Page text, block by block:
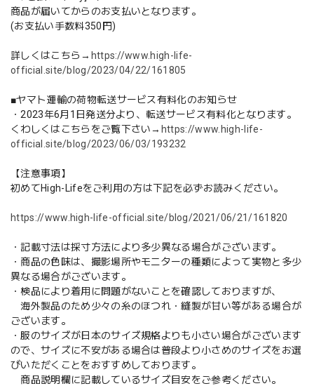
商品が届いてからのお支払いとなります。
(お支払い手数料350円)
詳しくはこちら→ https://www.high-life-
official.site/blog/2023/04/22/161805
■ヤマト運輸の荷物転送サービス有料化のお知らせ
・2023年6月1日発送分より、転送サービス有料化となります。
くわしくはこちらをご覧下さい→ https://www.high-life-
official.site/blog/2023/06/03/193232
【注意事項】
初めてHigh-Lifeをご利用の方は下記を必ずお読みください。
https://www.high-life-official.site/blog/2021/06/21/161820
・記載寸法は採寸方法により多少異なる場合がございます。
・商品の色味は、撮影場所やモニターの種類によって実物と多少
異なる場合がございます。
・検品により着用に問題がないことを確認しておりますが、
海外製品のため少々の糸のほつれ・縫製が甘い等がある場合が
ございます。
・服のサイズが日本のサイズ規格よりも小さい場合がございます
ので、サイズに不安がある場合は普段より小さめのサイズをお選
びいただくことをおすすめしております。
商品説明欄に記載しているサイズ目安をご参考ください。